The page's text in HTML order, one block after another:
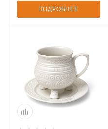
ПОДРОБНЕЕ